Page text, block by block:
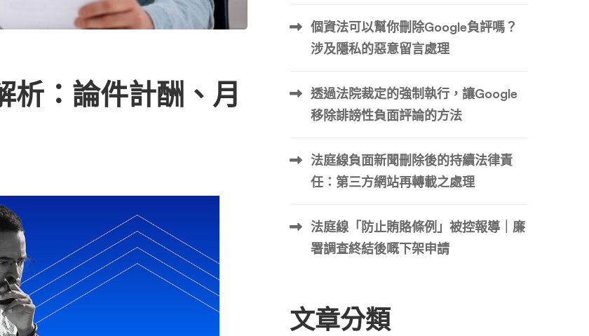
析：論件計酬、月
個資法可以幫你刪除Google負評嗎？
涉及隱私的惡意留言處理
透過法院裁定的強制執行，讓Google
移除誹謗性負面評論的方法
法庭線負面新聞刪除後的持續法律責
任：第三方網站再轉載之處理
法庭線「防止賄賂條例」被控報導｜廉
署調查終結後嘅下架申請
文章分類